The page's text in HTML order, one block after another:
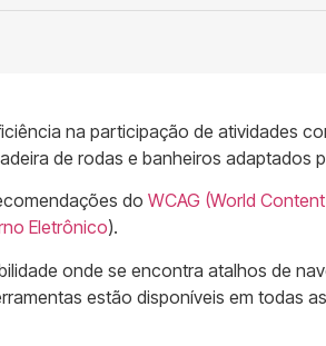
na participação de atividades
de rodas e banheiros adaptados
do WCAG (World
Eletrônico).
onde se encontra atalhos de
estão disponíveis em todas